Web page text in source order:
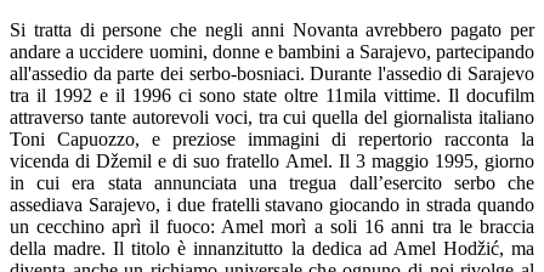
Si tratta di persone che negli anni Novanta avrebbero pagato per
andare a uccidere uomini, donne e bambini a Sarajevo, partecipando
all'assedio da parte dei serbo-bosniaci. Durante l'assedio di Sarajevo
tra il 1992 e il 1996 ci sono state oltre 11mila vittime. Il docufilm
attraverso tante autorevoli voci, tra cui quella del giornalista italiano
Toni Capuozzo, e preziose immagini di repertorio racconta la
vicenda di Džemil e di suo fratello Amel. Il 3 maggio 1995, giorno
in cui era stata annunciata una tregua dall’esercito serbo che
assediava Sarajevo, i due fratelli stavano giocando in strada quando
un cecchino aprì il fuoco: Amel morì a soli 16 anni tra le braccia
della madre. Il titolo è innanzitutto la dedica ad Amel Hodžić, ma